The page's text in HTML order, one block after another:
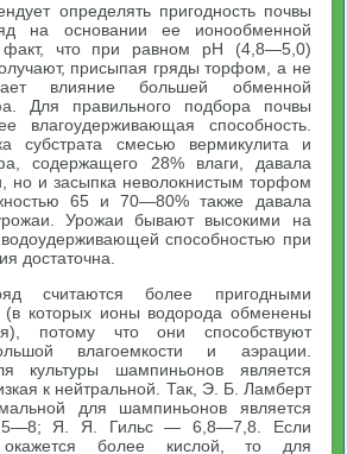
определять пригодность почвы
на основании ее ионообменной
факт, что при равном pH (4,8—5,0)
присыпая гряды торфом, а не
влияние большей обменной
Для правильного подбора почвы
влагоудерживающая способность.
субстрата смесью вермикулита и
содержащего 28% влаги, давала
но и засыпка неволокнистым торфом
65 и 70—80% также давала
Урожаи бывают высокими на
способностью при
достаточна.
считаются более пригодными
(в которых ионы водорода обменены
потому что они способствуют
влагоемкости и аэрации.
культуры шампиньонов является
к нейтральной. Так, Э. Б. Ламберт
для шампиньонов является
Я. Я. Гильс — 6,8—7,8. Если
более кислой, то для